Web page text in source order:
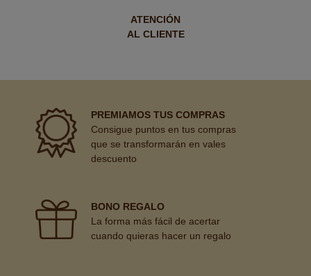
ATENCIÓN
AL CLIENTE
PREMIAMOS TUS COMPRAS
Consigue puntos en tus compras
que se transformarán en vales
descuento
BONO REGALO
La forma más fácil de acertar
cuando quieras hacer un regalo